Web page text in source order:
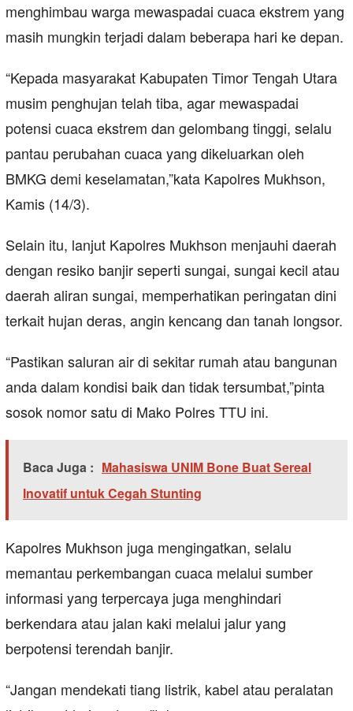
menghimbau warga mewaspadai cuaca ekstrem yang
masih mungkin terjadi dalam beberapa hari ke depan.
“Kepada masyarakat Kabupaten Timor Tengah Utara
musim penghujan telah tiba, agar mewaspadai
potensi cuaca ekstrem dan gelombang tinggi, selalu
pantau perubahan cuaca yang dikeluarkan oleh
BMKG demi keselamatan,”kata Kapolres Mukhson,
Kamis (14/3).
Selain itu, lanjut Kapolres Mukhson menjauhi daerah
dengan resiko banjir seperti sungai, sungai kecil atau
daerah aliran sungai, memperhatikan peringatan dini
terkait hujan deras, angin kencang dan tanah longsor.
“Pastikan saluran air di sekitar rumah atau bangunan
anda dalam kondisi baik dan tidak tersumbat,”pinta
sosok nomor satu di Mako Polres TTU ini.
Baca Juga : Mahasiswa UNIM Bone Buat Sereal
Inovatif untuk Cegah Stunting
Kapolres Mukhson juga mengingatkan, selalu
memantau perkembangan cuaca melalui sumber
informasi yang terpercaya juga menghindari
berkendara atau jalan kaki melalui jalur yang
berpotensi terendah banjir.
“Jangan mendekati tiang listrik, kabel atau peralatan